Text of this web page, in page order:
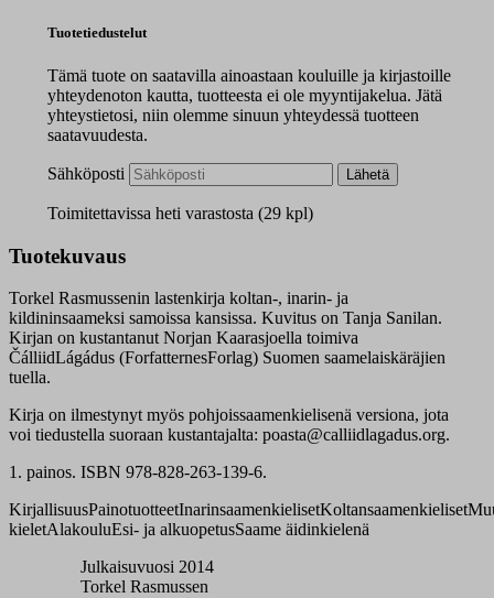
Tuotetiedustelut
Tämä tuote on saatavilla ainoastaan kouluille ja kirjastoille
yhteydenoton kautta, tuotteesta ei ole myyntijakelua. Jätä
yhteystietosi, niin olemme sinuun yhteydessä tuotteen
saatavuudesta.
Sähköposti Lähetä
Toimitettavissa heti varastosta (29 kpl)
Tuotekuvaus
Torkel Rasmussenin lastenkirja koltan-, inarin- ja
kildininsaameksi samoissa kansissa. Kuvitus on Tanja Sanilan.
Kirjan on kustantanut Norjan Kaarasjoella toimiva
ČálliidLágádus (ForfatternesForlag) Suomen saamelaiskäräjien
tuella.
Kirja on ilmestynyt myös pohjoissaamenkielisenä versiona, jota
voi tiedustella suoraan kustantajalta: poasta@calliidlagadus.org.
1. painos. ISBN 978-828-263-139-6.
KirjallisuusPainotuotteetInarinsaamenkielisetKoltansaamenkieliset
kieletAlakouluEsi- ja alkuopetusSaame äidinkielenä
Julkaisuvuosi 2014
Torkel Rasmussen